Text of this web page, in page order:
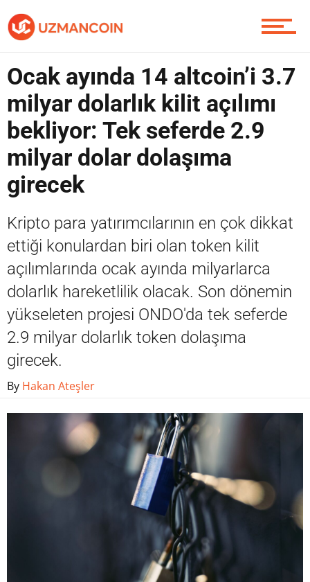
Piyasa
Soru Sor
Contact / İletişim
Ocak ayında 14 altcoin’i 3.7
milyar dolarlık kilit açılımı
bekliyor: Tek seferde 2.9
milyar dolar dolaşıma
girecek
Kripto para yatırımcılarının en çok dikkat
ettiği konulardan biri olan token kilit
açılımlarında ocak ayında milyarlarca
dolarlık hareketlilik olacak. Son dönemin
yükseleten projesi ONDO'da tek seferde
2.9 milyar dolarlık token dolaşıma
girecek.
By Hakan Ateşler